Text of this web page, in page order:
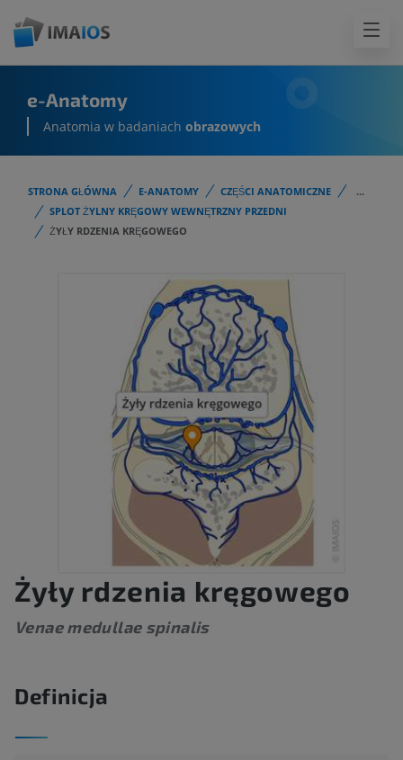
e-Anatomy
Anatomia w badaniach obrazowych
STRONA GŁÓWNA E-ANATOMY CZĘŚCI ANATOMICZNE
...
SPLOT ŻYLNY KRĘGOWY WEWNĘTRZNY PRZEDNI
ŻYŁY RDZENIA KRĘGOWEGO
Żyły rdzenia kręgowego
Venae medullae spinalis
Definicja